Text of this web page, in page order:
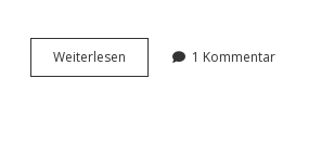
Wei­ter­le­sen
bur­
1 Kommentar